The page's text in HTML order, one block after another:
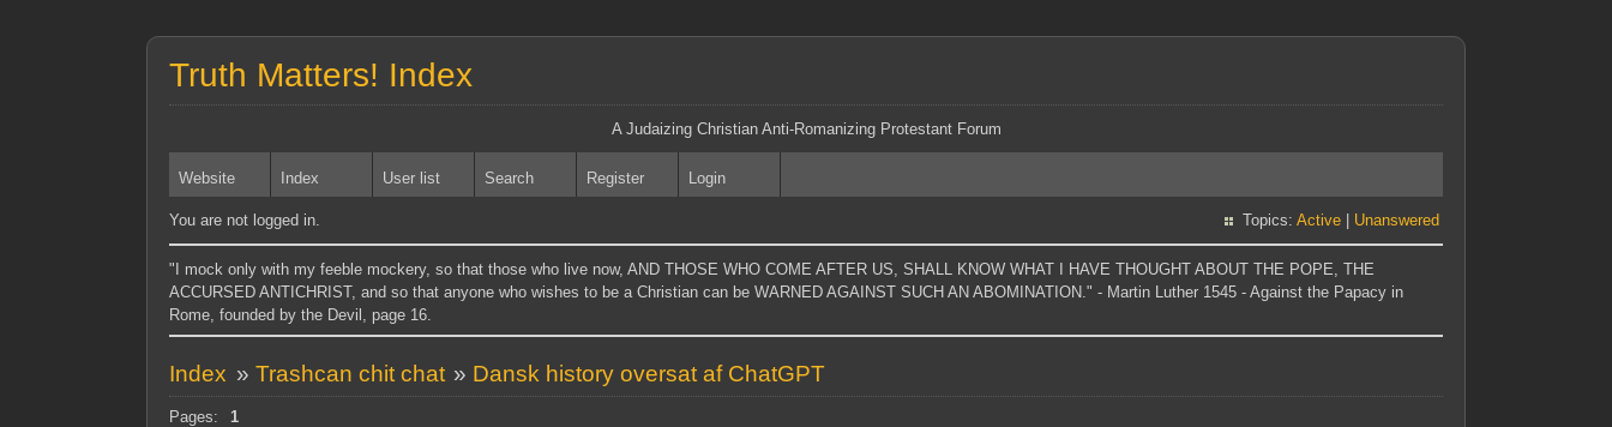
Truth Matters! Index
A Judaizing Christian Anti-Romanizing Protestant Forum
Website Index User list Search Register Login
You are not logged in. Topics: Active Unanswered
"I mock only with my feeble mockery, so that those who live now, AND THOSE WHO COME AFTER US, SHALL KNOW WHAT I HAVE THOUGHT ABOUT THE POPE, THE
ACCURSED ANTICHRIST, and so that anyone who wishes to be a Christian can be WARNED AGAINST SUCH AN ABOMINATION." - Martin Luther 1545 - Against the Papacy in
Rome, founded by the Devil, page 16.
Index » Trashcan chit chat » Dansk history oversat af ChatGPT
Pages: 1